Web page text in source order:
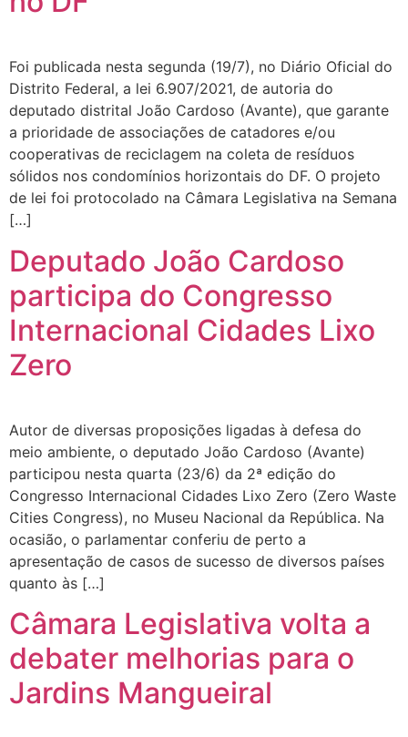
Foi publicada nesta segunda (19/7), no Diário Oficial do
Distrito Federal, a lei 6.907/2021, de autoria do
deputado distrital João Cardoso (Avante), que garante
a prioridade de associações de catadores e/ou
cooperativas de reciclagem na coleta de resíduos
sólidos nos condomínios horizontais do DF. O projeto
de lei foi protocolado na Câmara Legislativa na Semana
[…]
Deputado João Cardoso
participa do Congresso
Internacional Cidades Lixo
Zero
Autor de diversas proposições ligadas à defesa do
meio ambiente, o deputado João Cardoso (Avante)
participou nesta quarta (23/6) da 2ª edição do
Congresso Internacional Cidades Lixo Zero (Zero Waste
Cities Congress), no Museu Nacional da República. Na
ocasião, o parlamentar conferiu de perto a
apresentação de casos de sucesso de diversos países
quanto às […]
Câmara Legislativa volta a
debater melhorias para o
Jardins Mangueiral